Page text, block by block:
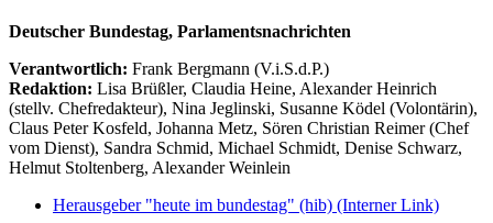
Deutscher Bundestag, Parlamentsnachrichten
Verantwortlich: Frank Bergmann (V.i.S.d.P.)
Redaktion: Lisa Brüßler, Claudia Heine, Alexander Heinrich
(stellv. Chefredakteur), Nina Jeglinski, Susanne Ködel (Volontärin),
Claus Peter Kosfeld, Johanna Metz, Sören Christian Reimer (Chef
vom Dienst), Sandra Schmid, Michael Schmidt, Denise Schwarz,
Helmut Stoltenberg, Alexander Weinlein
Herausgeber "heute im bundestag" (hib) (Interner Link)